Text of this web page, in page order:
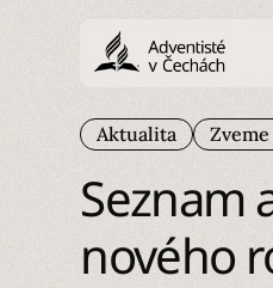
Aktualita Zveme
Seznam
nového